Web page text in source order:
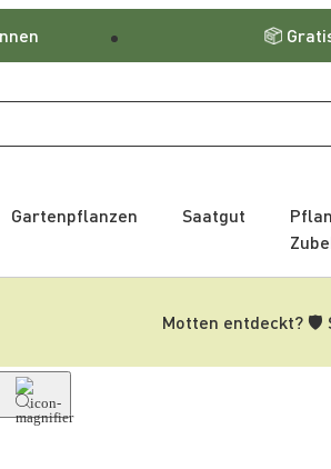
Gartenpflanzen Saatgut
Motten entdeckt? 🛡️